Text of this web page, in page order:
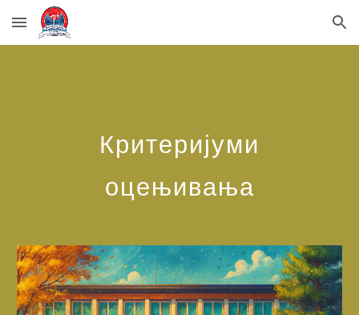
Skip to main content Skip to navigation
Критеријуми
оцењивања